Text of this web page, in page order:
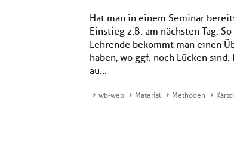
Hat man in einem Seminar
Einstieg z.B. am nächsten Tag.
Lehrende bekommt man einen
haben, wo ggf. noch Lücken
au...
wb-web Material Methoden